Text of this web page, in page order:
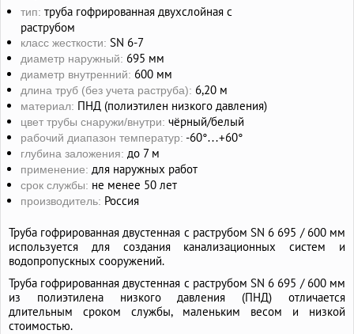
тип: труба гофрированная двухслойная с
раструбом
класс жесткости: SN 6-7
диаметр наружный: 695 мм
диаметр внутренний: 600 мм
длина труб (без учета раструба): 6,20 м
материал: ПНД (полиэтилен низкого давления)
цвет трубы снаружи/внутри: чёрный/белый
рабочий диапазон температур: -60°…+60°
глубина заложения: до 7 м
применение: для наружных работ
срок службы: не менее 50 лет
производитель: Россия
Труба гофрированная двустенная с раструбом SN 6 695 / 600 мм
используется для создания канализационных систем и
водопропускных сооружений.
Труба гофрированная двустенная с раструбом SN 6 695 / 600 мм
из полиэтилена низкого давления (ПНД) отличается
длительным сроком службы, маленьким весом и низкой
стоимостью.